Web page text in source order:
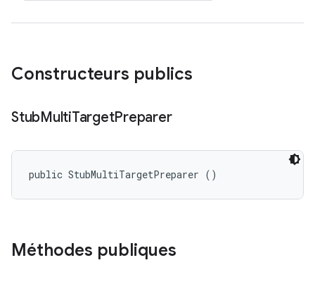
Constructeurs publics
StubMultiTargetPreparer
public StubMultiTargetPreparer ()
Méthodes publiques